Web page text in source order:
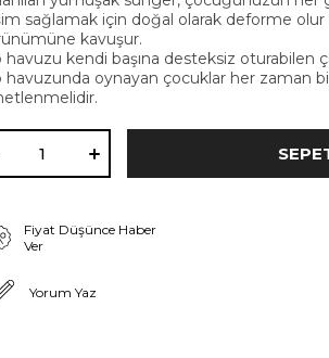
sağlamak için doğal olarak deforme
kavuşur.
havuzu kendi başına desteksiz oturabilen
havuzunda oynayan çocuklar her zaman
Fiyat Düşünce Haber
Ver
Yorum Yaz